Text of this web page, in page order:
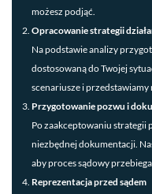
możesz podjąć.
Opracowanie strategii
Na podstawie analizy
dostosowaną do Twojej
scenariusze i
Przygotowanie pozwu i
Po zaakceptowaniu
niezbędnej dokumentacji.
aby proces sądowy
Reprezentacja przed sądem